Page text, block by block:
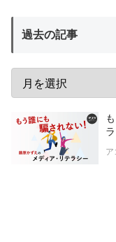
過去の記事
ア